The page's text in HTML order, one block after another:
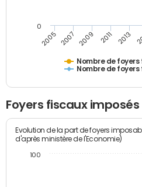
Nombre de foyers
Nombre de
2005 2007 2009 2011 2013
0
Foyers fiscaux
Evolution de la part de foyers
d'après ministère de l'Economie)
100